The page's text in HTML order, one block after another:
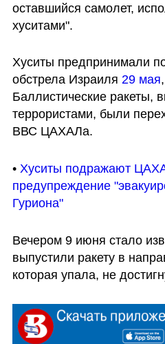
оставшийся самолет,
хуситами".
Хуситы предпринимали
обстрела Израиля 29 мая,
Баллистические ракеты,
террористами, были
ВВС ЦАХАЛа.
• Хуситы подражают
предупреждение
Гуриона"
Вечером 9 июня стало
выпустили ракету в
которая упала, не